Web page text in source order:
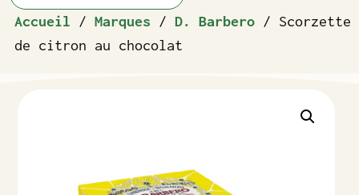
Accueil / Marques / D. Barbero / Scorzette
de citron au chocolat